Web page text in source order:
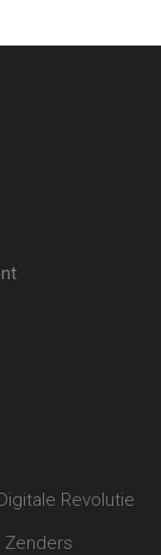
Revolutie
Zenders